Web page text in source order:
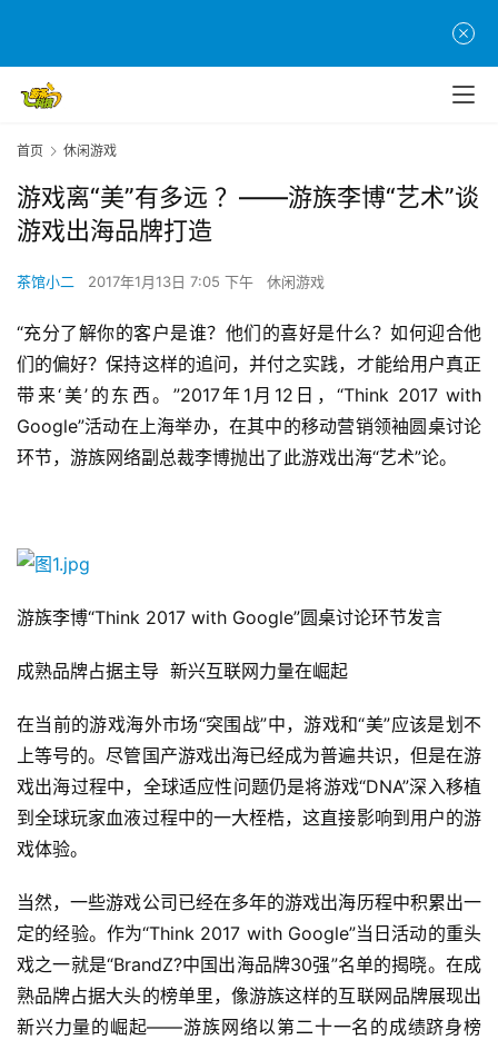
首页 休闲游戏
游戏离“美”有多远 ？——游族李博“艺术”谈
游戏出海品牌打造
茶馆小二 2017年1月13日 7:05 下午 休闲游戏
“充分了解你的客户是谁？他们的喜好是什么？如何迎合他
们的偏好？保持这样的追问，并付之实践，才能给用户真正
带来‘美’的东西。”2017年1月12日，“Think 2017 with
Google”活动在上海举办，在其中的移动营销领袖圆桌讨论
环节，游族网络副总裁李博抛出了此游戏出海“艺术”论。
游族李博“Think 2017 with Google”圆桌讨论环节发言
成熟品牌占据主导  新兴互联网力量在崛起
在当前的游戏海外市场“突围战”中，游戏和“美”应该是划不
上等号的。尽管国产游戏出海已经成为普遍共识，但是在游
戏出海过程中，全球适应性问题仍是将游戏“DNA”深入移植
到全球玩家血液过程中的一大桎梏，这直接影响到用户的游
戏体验。
当然，一些游戏公司已经在多年的游戏出海历程中积累出一
定的经验。作为“Think 2017 with Google”当日活动的重头
戏之一就是“BrandZ?中国出海品牌30强”名单的揭晓。在成
熟品牌占据大头的榜单里，像游族这样的互联网品牌展现出
新兴力量的崛起——游族网络以第二十一名的成绩跻身榜